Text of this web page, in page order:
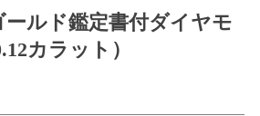
ルド鑑定書付ダイヤモ
カラット）